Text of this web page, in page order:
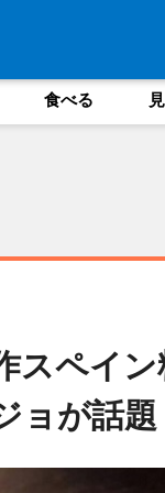
食べる
スペイ
ョが話題